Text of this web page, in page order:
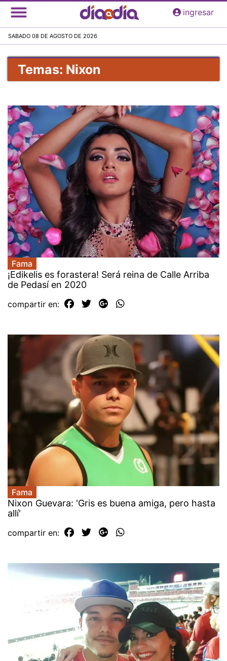
Pasar
al
principal
ingresar
SABADO 08 DE AGOSTO DE 2026
Temas: Nixon
Fama
¡Edikelis es forastera! Será reina de Calle Arriba
de Pedasí en 2020
compartir en:
Fama
Nixon Guevara: 'Gris es buena amiga, pero hasta
allí'
compartir en: